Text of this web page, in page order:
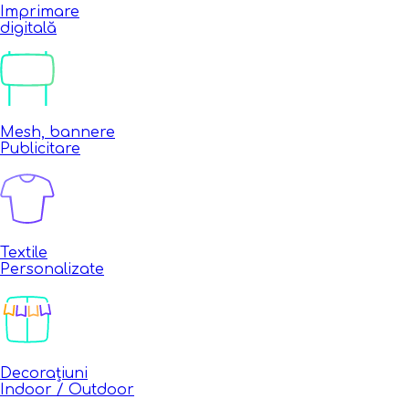
Imprimare
digitală
Mesh, bannere
Publicitare
Textile
Personalizate
Decorațiuni
Indoor / Outdoor